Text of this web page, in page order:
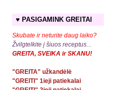
♥ PASIGAMINK GREITAI
Skubate ir neturite daug laiko?
Žvilgtelkite į šiuos receptus.
GREITA, SVEIKA ir SKANU!
"GREITA" užkandėlė
"GREITI" 1ieji patiekalai